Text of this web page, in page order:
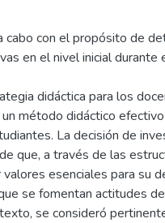
con el propósito de
en el nivel inicial durante
didáctica para los
método didáctico
La decisión de
que, a través de las
esenciales para su
se fomentan actitudes
se consideró